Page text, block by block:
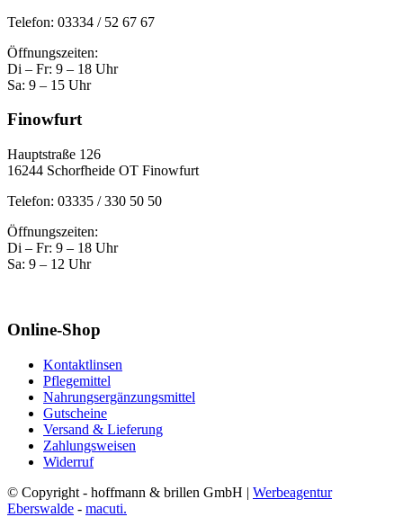
Telefon: 03334 / 52 67 67
Öffnungszeiten:
Di – Fr: 9 – 18 Uhr
Sa: 9 – 15 Uhr
Finowfurt
Hauptstraße 126
16244 Schorfheide OT Finowfurt
Telefon: 03335 / 330 50 50
Öffnungszeiten:
Di – Fr: 9 – 18 Uhr
Sa: 9 – 12 Uhr
Online-Shop
Kontaktlinsen
Pflegemittel
Nahrungsergänzungsmittel
Gutscheine
Versand & Lieferung
Zahlungsweisen
Widerruf
© Copyright - hoffmann & brillen GmbH | Werbeagentur
Eberswalde - macuti.